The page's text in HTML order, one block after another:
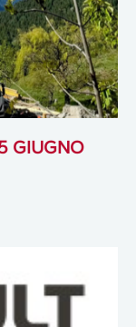
GIUGNO